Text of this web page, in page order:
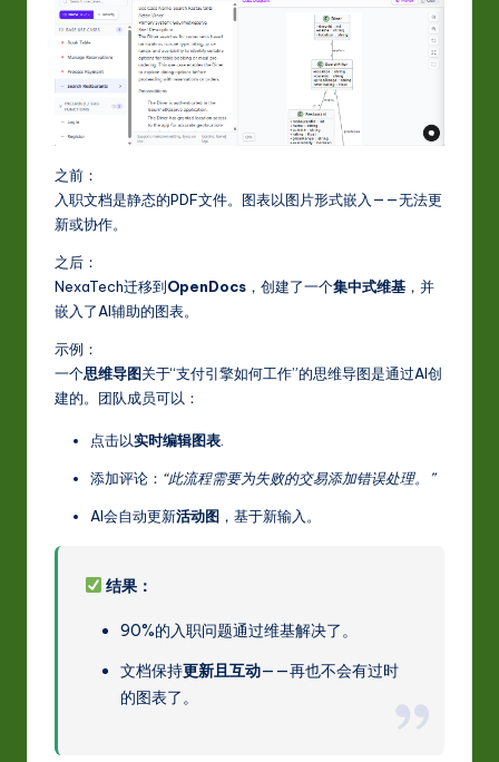
之前：
入职文档是静态的PDF文件。图表以图片形式嵌入——无法更
新或协作。
之后：
NexaTech迁移到OpenDocs ，创建了一个集中式维基 ，并
嵌入了AI辅助的图表。
示例：
一个思维导图关于“支付引擎如何工作”的思维导图是通过AI创
建的。团队成员可以：
点击以实时编辑图表
添加评论： “此流程需要为失败的交易添加错误处理。”
AI会自动更新活动图 ，基于新输入。
结果：
90%的入职问题通过维基解决了。
文档保持更新且互动——再也不会有过时
的图表了。